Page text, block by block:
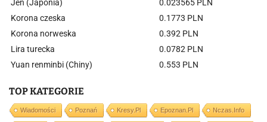
Jen (Japonia)
0.023565 PLN
Korona czeska
0.1773 PLN
Korona norweska
0.392 PLN
Lira turecka
0.0782 PLN
Yuan renminbi (Chiny)
0.553 PLN
TOP KATEGORIE
Wiadomości Poznań Kresy.pl Epoznan.pl Nczas.info